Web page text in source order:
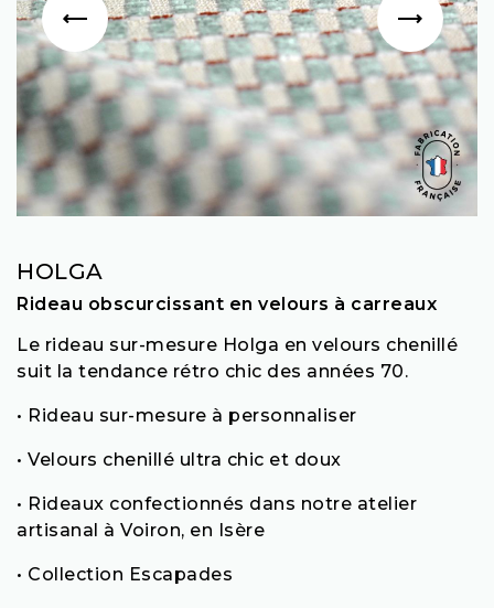
HOLGA
Rideau obscurcissant en velours à carreaux
Le rideau sur-mesure Holga en velours chenillé
suit la tendance rétro chic des années 70.
• Rideau sur-mesure à personnaliser
• Velours chenillé ultra chic et doux
• Rideaux confectionnés dans notre atelier
artisanal à Voiron, en Isère
• Collection Escapades